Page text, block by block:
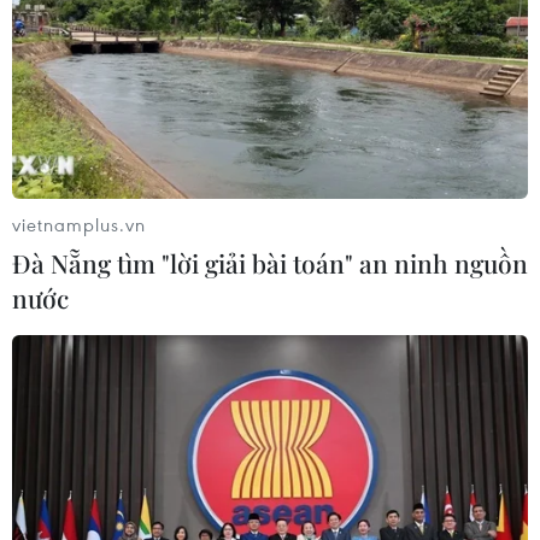
TIN CÙNG CHUYÊN MỤC
Thị trường vaccine thế giới chuyển
hướng sang người cao tuổi
vietnamplus.vn
Đà Nẵng tìm "lời giải bài toán" an ninh nguồn
nước